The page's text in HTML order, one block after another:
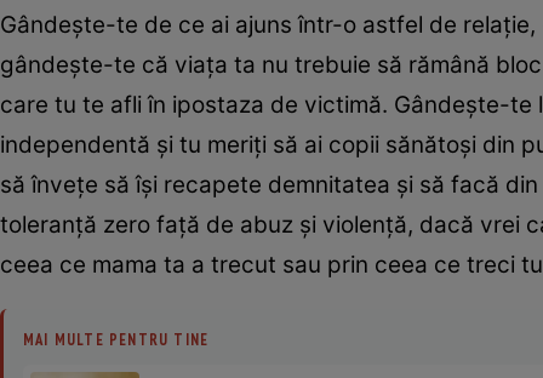
Gândeşte-te de ce ai ajuns într-o astfel de
gândeşte-te că viaţa ta nu trebuie să rămână
care tu te afli în ipostaza de victimă. Gândeşte-te
independentă şi tu meriţi să ai copii sănătoşi din
să înveţe să îşi recapete demnitatea şi să facă
toleranţă zero faţă de abuz şi violenţă, dacă vrei
ceea ce mama ta a trecut sau prin ceea ce treci
MAI MULTE PENTRU TINE